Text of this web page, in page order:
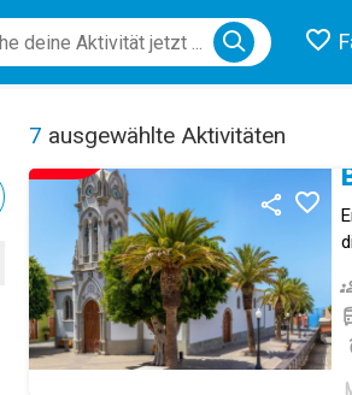
Close menu
7 ausgewählte Aktivitäten